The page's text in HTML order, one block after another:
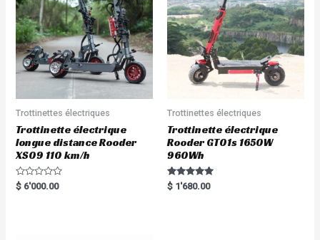
Trottinettes électriques
Trottinette électrique
longue distance Rooder
XS09 110 km/h
R
a
$ 6'000.00
Trottinettes électriques
Trottinette électrique
Rooder GT01s 1650W
960Wh
Rated
5.00
$ 1'680.00